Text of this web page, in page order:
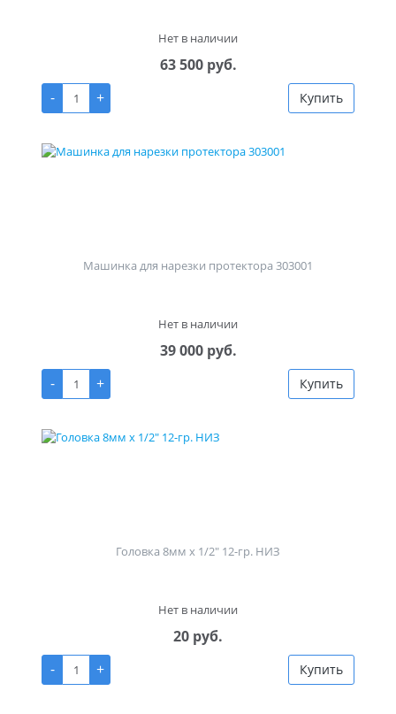
Нет в наличии
63 500 руб.
-
+ Купить
Машинка для нарезки протектора 303001
Нет в наличии
39 000 руб.
-
+ Купить
Головка 8мм х 1/2" 12-гр. НИЗ
Нет в наличии
20 руб.
-
+ Купить